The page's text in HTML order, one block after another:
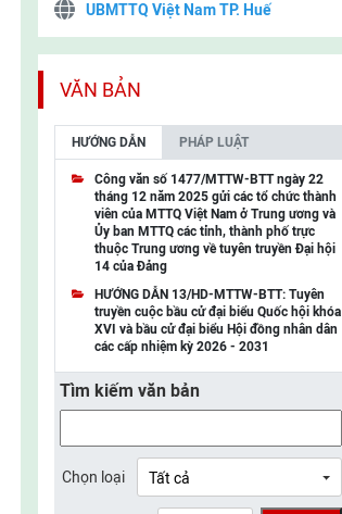
UBMTTQ Việt Nam TP. Huế
UBMTTQ Việt Nam TP. Cần Thơ
UBMTTQ Việt Nam tỉnh Quảng Ninh
UBMTTQ Việt Nam tỉnh Cao Bằng
UBMTTQ Việt Nam tỉnh Lạng Sơn
UBMTTQ Việt Nam tỉnh Lai Châu
UBMTTQ Việt Nam tỉnh Điện Biên
UBMTTQ Việt Nam tỉnh Sơn La
UBMTTQ Việt Nam tỉnh Thanh Hóa
UBMTTQ Việt Nam tỉnh Nghệ An
UBMTTQ Việt Nam tỉnh Lào Cai
VĂN BẢN
HƯỚNG DẪN PHÁP LUẬT
Công văn số 1477/MTTW-BTT ngày 22
tháng 12 năm 2025 gửi các tổ chức thành
viên của MTTQ Việt Nam ở Trung ương và
Ủy ban MTTQ các tỉnh, thành phố trực
thuộc Trung ương về tuyên truyền Đại hội
14 của Đảng
HƯỚNG DẪN 13/HD-MTTW-BTT: Tuyên
truyền cuộc bầu cử đại biểu Quốc hội khóa
XVI và bầu cử đại biểu Hội đồng nhân dân
các cấp nhiệm kỳ 2026 - 2031
Tìm kiếm văn bản
Chọn loại